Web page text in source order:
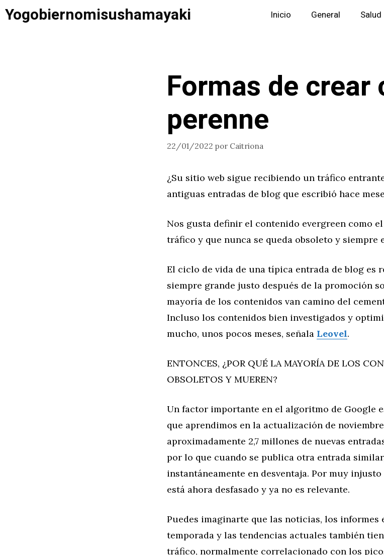
Saltar
Yogobiernomisushamayaki Inicio General Salud
Formas de
perenne
22/01/2022 por Caitriona
¿Su sitio web sigue recibiendo un tráfico
antiguas entradas de blog que escribió hace
Nos gusta definir el contenido evergreen como
tráfico y que nunca se queda obsoleto y siempre
El ciclo de vida de una típica entrada de blog es
siempre grande justo después de la promoción
mayoría de los contenidos van camino del
Incluso los contenidos bien investigados y
mucho, unos pocos meses, señala Leovel.
ENTONCES, ¿POR QUÉ LA MAYORÍA DE LOS
OBSOLETOS Y MUEREN?
Un factor importante en el algoritmo de Google
que aprendimos en la actualización de noviembre
aproximadamente 2,7 millones de nuevas
por lo que cuando se publica otra entrada
instantáneamente en desventaja. Por muy
está ahora desfasado y ya no es relevante.
Puedes imaginarte que las noticias, los informes
temporada y las tendencias actuales también
tráfico, normalmente correlacionado con los